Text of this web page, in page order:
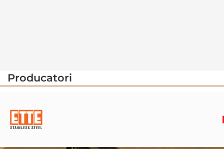
Producatori